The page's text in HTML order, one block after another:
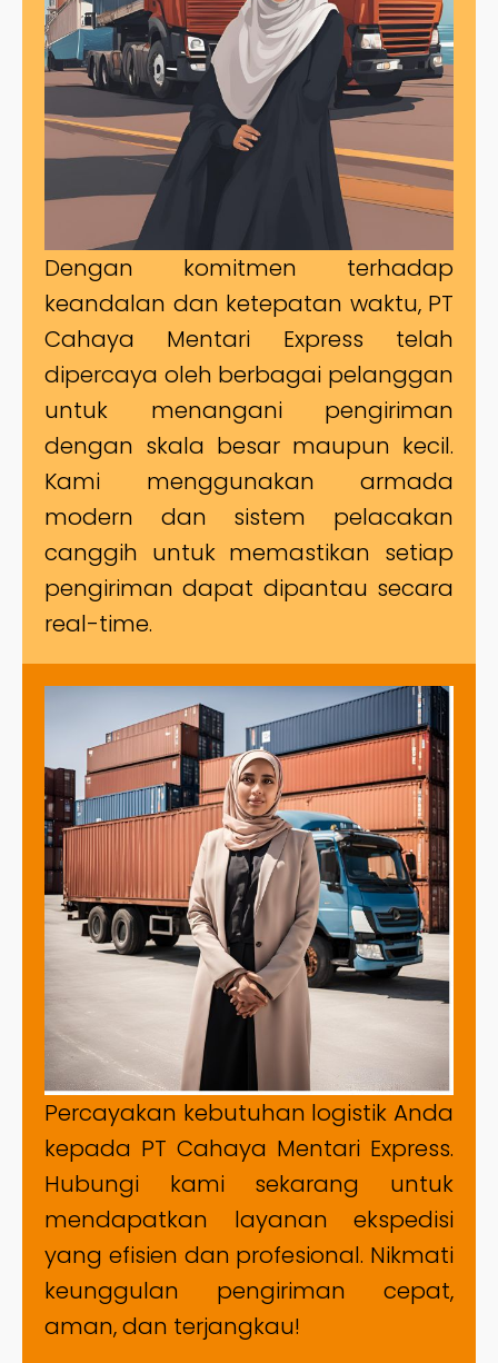
Dengan komitmen terhadap
keandalan dan ketepatan waktu, PT
Cahaya Mentari Express telah
dipercaya oleh berbagai pelanggan
untuk menangani pengiriman
dengan skala besar maupun kecil.
Kami menggunakan armada
modern dan sistem pelacakan
canggih untuk memastikan setiap
pengiriman dapat dipantau secara
real-time.
Percayakan kebutuhan logistik Anda
kepada PT Cahaya Mentari Express.
Hubungi kami sekarang untuk
mendapatkan layanan ekspedisi
yang efisien dan profesional. Nikmati
keunggulan pengiriman cepat,
aman, dan terjangkau!